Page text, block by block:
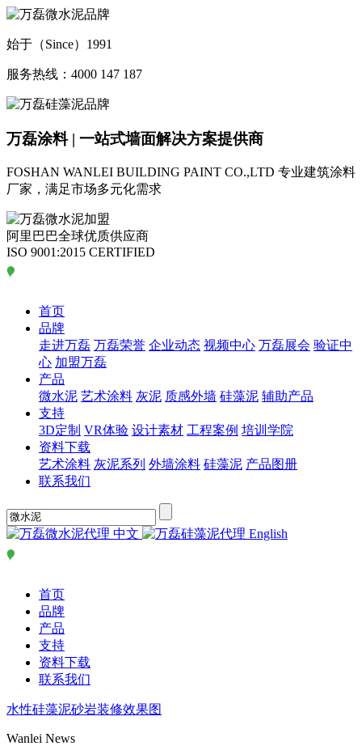
始于（Since）1991
服务热线：4000 147 187
万磊涂料 | 一站式墙面解决方案提供商
FOSHAN WANLEI BUILDING PAINT CO.,LTD 专业建筑涂料
厂家，满足市场多元化需求
阿里巴巴全球优质供应商
ISO 9001:2015 CERTIFIED
首页
品牌
走进万磊 万磊荣誉 企业动态 视频中心 万磊展会 验证中
心 加盟万磊
产品
微水泥 艺术涂料 灰泥 质感外墙 硅藻泥 辅助产品
支持
3D定制 VR体验 设计素材 工程案例 培训学院
资料下载
艺术涂料 灰泥系列 外墙涂料 硅藻泥 产品图册
联系我们
中文 English
首页
品牌
产品
支持
资料下载
联系我们
水性硅藻泥砂岩装修效果图
Wanlei News